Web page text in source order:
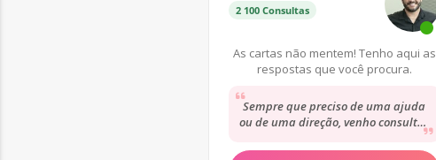
2 100 Consultas
As cartas não mentem! Tenho aqui as
respostas que você procura.
Sempre que preciso de uma ajuda
ou de uma direção, venho consultar
mais descansada,...
Estrela Nascente